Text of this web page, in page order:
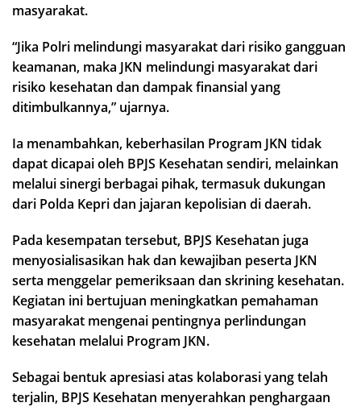
masyarakat.
“Jika Polri melindungi masyarakat dari risiko gangguan
keamanan, maka JKN melindungi masyarakat dari
risiko kesehatan dan dampak finansial yang
ditimbulkannya,” ujarnya.
Ia menambahkan, keberhasilan Program JKN tidak
dapat dicapai oleh BPJS Kesehatan sendiri, melainkan
melalui sinergi berbagai pihak, termasuk dukungan
dari Polda Kepri dan jajaran kepolisian di daerah.
Pada kesempatan tersebut, BPJS Kesehatan juga
menyosialisasikan hak dan kewajiban peserta JKN
serta menggelar pemeriksaan dan skrining kesehatan.
Kegiatan ini bertujuan meningkatkan pemahaman
masyarakat mengenai pentingnya perlindungan
kesehatan melalui Program JKN.
Sebagai bentuk apresiasi atas kolaborasi yang telah
terjalin, BPJS Kesehatan menyerahkan penghargaan